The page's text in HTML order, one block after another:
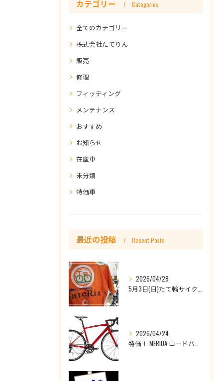
カテゴリー Categories
全てのカテゴリー
株式会社たてりん
販売
修理
フィッティング
メンテナンス
おすすめ
お知らせ
在庫車
未分類
特価車
最近の投稿 Recent Posts
2026/04/28
5月3日(日)たて輪サイクリング開催日です♪🔰初心者大歓迎、他店購入車もOKです
2026/04/24
特価！ MERIDA ロードバイク RIDE80 ¥126,500(税込)を￥88,550（税込）